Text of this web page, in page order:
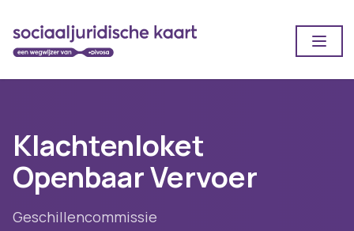
Klachtenloket
Openbaar Vervoer
Geschillencommissie